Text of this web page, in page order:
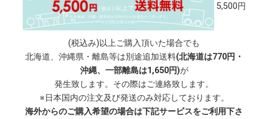
5,500円
(税込み)以上ご購入頂いた場合でも
北海道、沖縄県・離島等は別途追加送料(北海道は770円・
沖縄、一部離島は1,650円)が
発生致します。その際はご連絡致します。
※日本国内の注文及び発送のみ対応しております。
海外からのご購入希望の場合は下記サービスをご利用下さ